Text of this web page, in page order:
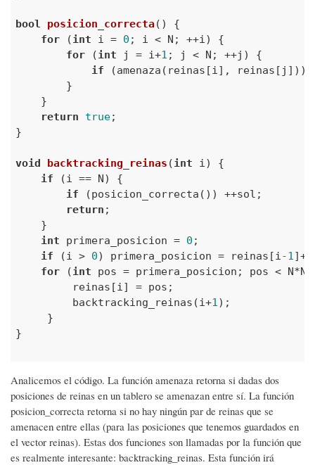
bool posicion_correcta()
{
for (int i = 0 ; i < N; ++i) {
for (int j = i+1 ; j < N; ++j) {
if (amenaza(reinas[i], reinas[j]))
        }
    }
return
true;
}
void backtracking_reinas (int i)
{
if (i == N) {
if (posicion_correcta()) ++sol;
return ;
    }
int primera_posicion = 0 ;
if (i > 0) primera_posicion = reinas[i -1 ]+
for (int pos = primera_posicion; pos <
         reinas[i] = pos;
         backtracking_reinas(i+
1 );
     }
}
Analicemos el código. La función amenaza retorna si dadas dos
posiciones de reinas en un tablero se amenazan entre sí. La función
posicion_correcta retorna si no hay ningún par de reinas que se
amenacen entre ellas (para las posiciones que tenemos guardados en
el vector reinas). Estas dos funciones son llamadas por la función que
es realmente interesante: backtracking _reinas. Esta función irá